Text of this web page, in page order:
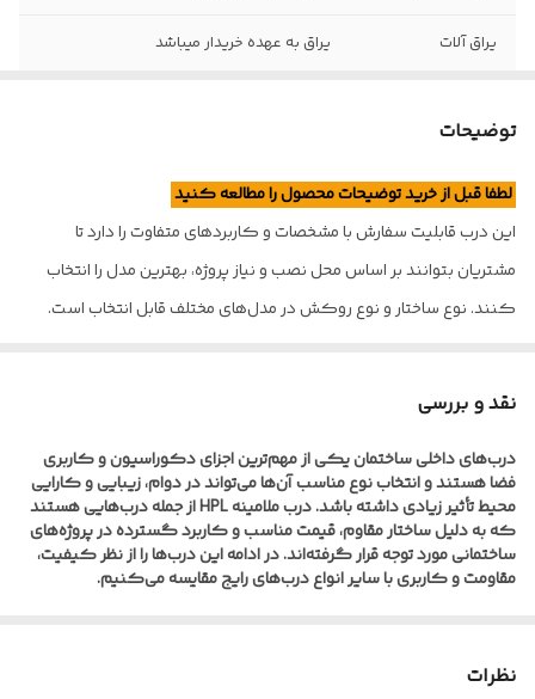
یراق آلات یراق به عهده خریدار میباشد
توضیحات
لطفا قبل از خرید توضیحات محصول را مطالعه کنید
این درب قابلیت سفارش با مشخصات و کاربردهای متفاوت را دارد تا
مشتریان بتوانند بر اساس محل نصب و نیاز پروژه، بهترین مدل را انتخاب
کنند. نوع ساختار و نوع روکش در مدل‌های مختلف قابل انتخاب است.
مناسب فضاهای داخلی با رطوبت معمول؛ اقتصادی و پرمصرف در پروژه‌ها
🟪 درب یک‌رو ضدآب HPL
یک سمت روکش HPL ضدخش و ضد رطوبت دارد و لبه‌ها ضدآب اجرا
نقد و بررسی
درب‌های داخلی ساختمان یکی از مهم‌ترین اجزای دکوراسیون و کاربری
فضا هستند و انتخاب نوع مناسب آن‌ها می‌تواند در دوام، زیبایی و کارایی
محیط تأثیر زیادی داشته باشد. درب ملامینه HPL از جمله درب‌هایی هستند
که به دلیل ساختار مقاوم، قیمت مناسب و کاربرد گسترده در پروژه‌های
ساختمانی مورد توجه قرار گرفته‌اند. در ادامه این درب‌ها را از نظر کیفیت،
مقاومت و کاربری با سایر انواع درب‌های رایج مقایسه می‌کنیم.
خش و سایش مقاومت قابل قبولی دارد و برای فضاهای داخلی با رطوبت
نظرات